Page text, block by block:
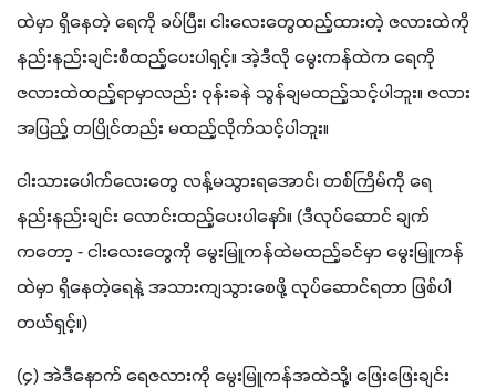
ထဲမှာ ရှိနေတဲ့ ရေကို ခပ်ပြီး၊ ငါးလေးတွေထည့်ထားတဲ့ ဇလားထဲကို
နည်းနည်းချင်းစီထည့်ပေးပါရှင့်။ အဲ့ဒီလို မွေးကန်ထဲက ရေကို
ဇလားထဲထည့်ရာမှာလည်း ဝုန်းခနဲ သွန်ချမထည့်သင့်ပါဘူး။ ဇလား
အပြည့် တပြိုင်တည်း မထည့်လိုက်သင့်ပါဘူး။
ငါးသားပေါက်လေးတွေ လန့်မသွားရအောင်၊ တစ်ကြိမ်ကို ရေ
နည်းနည်းချင်း လောင်းထည့်ပေးပါနော်။ (ဒီလုပ်ဆောင် ချက်
ကတော့ - ငါးလေးတွေကို မွေးမြူကန်ထဲမထည့်ခင်မှာ မွေးမြူကန်
ထဲမှာ ရှိနေတဲ့ရေနဲ့ အသားကျသွားစေဖို့ လုပ်ဆောင်ရတာ ဖြစ်ပါ
တယ်ရှင့်။)
(၄) အဲဒီနောက် ရေဇလားကို မွေးမြူကန်အထဲသို့၊ ဖြေးဖြေးချင်း